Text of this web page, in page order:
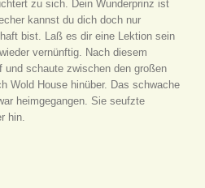
zu sich. Dein Wunderprinz ist
kannst du dich doch nur
bist. Laß es dir eine Lektion sein
vernünftig. Nach diesem
und schaute zwischen den großen
Wold House hinüber. Das schwache
heimgegangen. Sie seufzte
hin.